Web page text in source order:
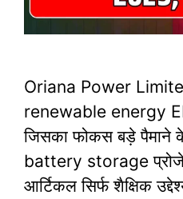
Oriana Power
renewable energy
जिसका फोकस बड़े
battery storage
आर्टिकल सिर्फ शैक्षिक